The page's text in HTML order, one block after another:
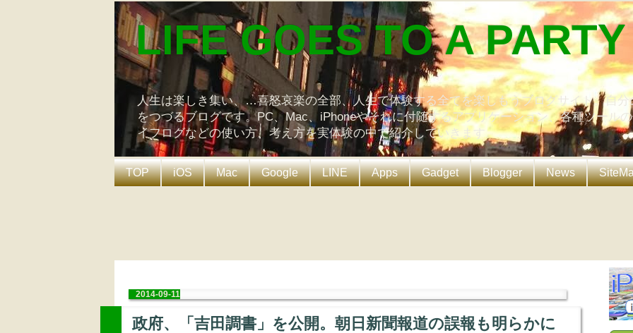
LIFE GOES TO A PARTY
人生は楽しき集い、…喜怒哀楽の全部、人生で体験する全てを楽しもうブログサイト。自
をつづるブログです。PC、Mac、iPhoneやそれに付随するアプリケーション、各種ツール
イフログなどの使い方、考え方を実体験の中で紹介していきます。
TOP iOS Mac Google LINE Apps Gadget Blogger News
2014-09-11
政府、「吉田調書」を公開。朝日新聞報道の誤報も明らかに